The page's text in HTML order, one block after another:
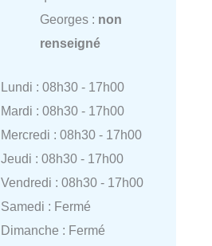
Georges : non
renseigné
Lundi : 08h30 - 17h00
Mardi : 08h30 - 17h00
Mercredi : 08h30 - 17h00
Jeudi : 08h30 - 17h00
Vendredi : 08h30 - 17h00
Samedi : Fermé
Dimanche : Fermé